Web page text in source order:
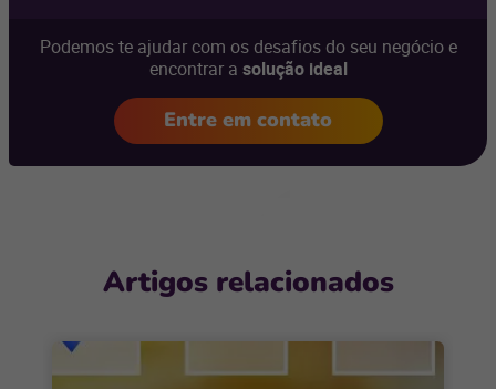
Podemos te ajudar com os desafios do seu negócio e
encontrar a solução ideal
Entre em contato
Artigos relacionados